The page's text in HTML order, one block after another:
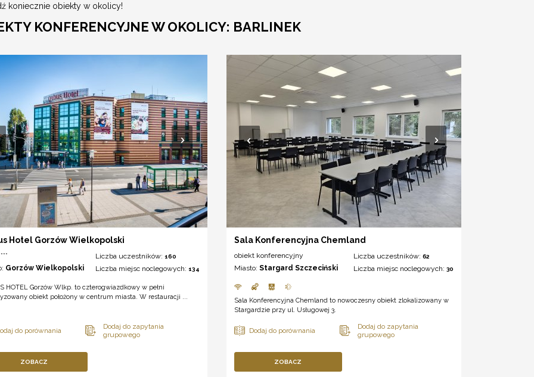
koniecznie obiekty w okolicy!
KONFERENCYJNE W OKOLICY: BARLINEK
Hotel Gorzów Wielkopolski
Gorzów Wielkopolski
Liczba uczestników:160
Liczba miejsc noclegowych:134
HOTEL Gorzów Wlkp. to czterogwiazdkowy w pełni
obiekt położony w centrum miasta. W restauracji ...
ZOBACZ
Sala Konferencyjna Chemland
obiekt konferencyjny
Miasto:Stargard Szczeciński
Liczba uczestników: 62
Liczba miejsc noclegowych: 30
Sala Konferencyjna Chemland to nowoczesny obiekt zlokalizowany w
Stargardzie przy ul. Usługowej 3.
ZOBACZ